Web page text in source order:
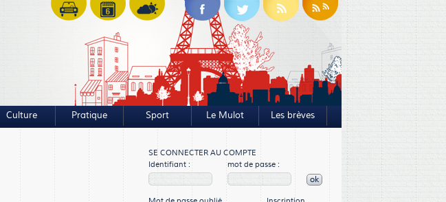
Culture Pratique Sport Le Mulot Les brèves
SE CONNECTER AU COMPTE
Identifiant :
mot de passe :
ok